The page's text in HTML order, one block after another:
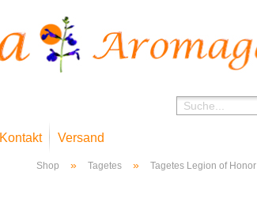
Kontakt Versand
Shop » Tagetes » Tagetes Legion of